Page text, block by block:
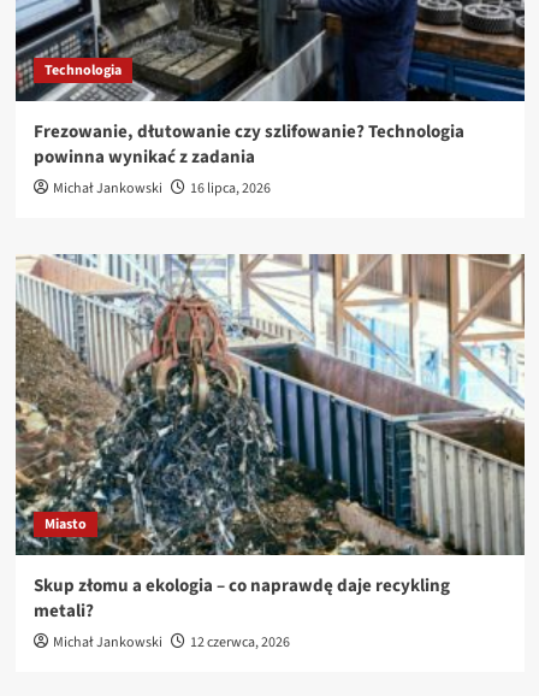
Technologia
Frezowanie, dłutowanie czy szlifowanie? Technologia
powinna wynikać z zadania
Michał Jankowski 16 lipca, 2026
Miasto
Skup złomu a ekologia – co naprawdę daje recykling
metali?
Michał Jankowski 12 czerwca, 2026